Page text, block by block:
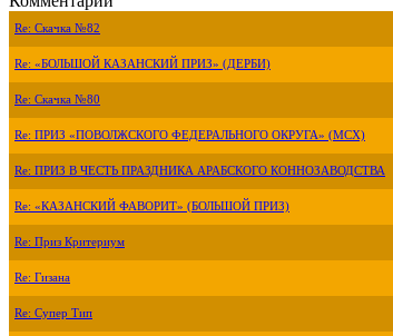
Re: Скачка №82
Re: «БОЛЬШОЙ КАЗАНСКИЙ ПРИЗ» (ДЕРБИ)
Re: Скачка №80
Re: ПРИЗ «ПОВОЛЖСКОГО ФЕДЕРАЛЬНОГО ОКРУГА» (МСХ)
Re: ПРИЗ В ЧЕСТЬ ПРАЗДНИКА АРАБСКОГО КОННОЗАВОДСТВА
Re: «КАЗАНСКИЙ ФАВОРИТ» (БОЛЬШОЙ ПРИЗ)
Re: Приз Критериум
Re: Гизана
Re: Супер Тип